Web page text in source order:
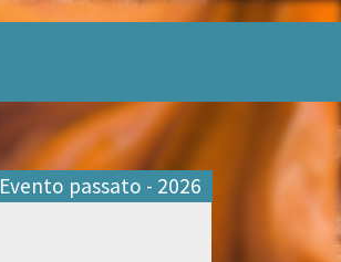
Evento passato - 2026